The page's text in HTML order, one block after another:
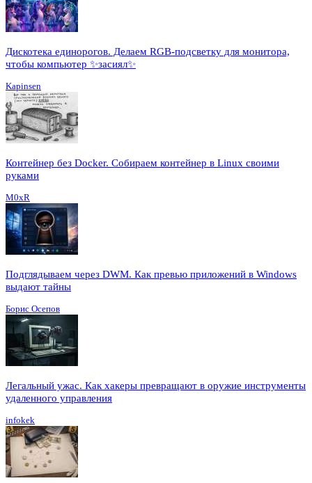
Дискотека единорогов. Делаем RGB-подсветку для монитора,
чтобы компьютер ✨засиял✨
Kapinsen
Контейнер без Docker. Собираем контейнер в Linux своими
руками
M0xR
Подглядываем через DWM. Как превью приложений в Windows
выдают тайны
Борис Осепов
Легальный ужас. Как хакеры превращают в оружие инструменты
удаленного управления
infokek